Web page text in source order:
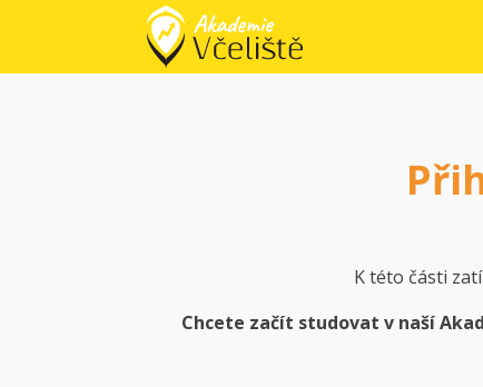
K této části
Chcete začít studovat v naší